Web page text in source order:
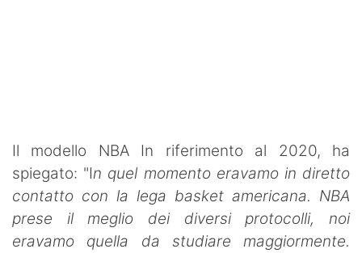
Il modello NBA
In riferimento al 2020, ha
spiegato: "In quel momento eravamo in diretto
contatto con la lega basket americana. NBA
prese il meglio dei diversi protocolli, noi
eravamo quella da studiare maggiormente.